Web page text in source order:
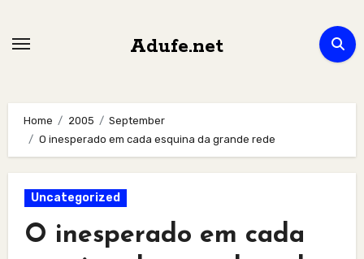
Adufe.net
Home 2005
September
O inesperado em cada esquina da grande rede
Uncategorized
O inesperado em cada